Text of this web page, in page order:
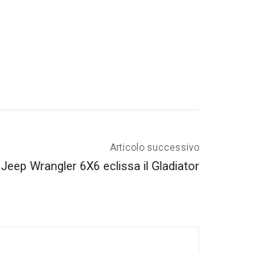
Articolo successivo
Jeep Wrangler 6X6 eclissa il Gladiator